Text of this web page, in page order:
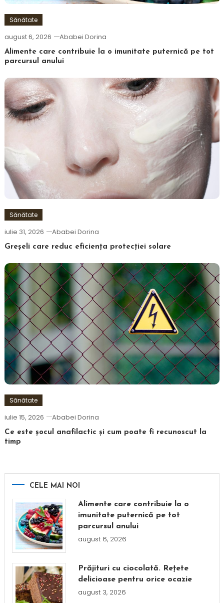
Sănătate
august 6, 2026 Ababei Dorina
Alimente care contribuie la o imunitate puternică pe tot
parcursul anului
Sănătate
iulie 31, 2026 Ababei Dorina
Greșeli care reduc eficiența protecției solare
Sănătate
iulie 15, 2026 Ababei Dorina
Ce este șocul anafilactic și cum poate fi recunoscut la
timp
CELE MAI NOI
Alimente care contribuie la o
imunitate puternică pe tot
parcursul anului
august 6, 2026
Prăjituri cu ciocolată. Rețete
delicioase pentru orice ocazie
august 3, 2026